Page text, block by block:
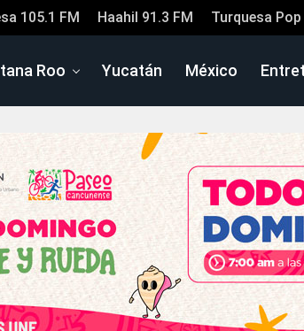
105.1 FM Haahil 91.3 FM Turquesa
Roo Yucatán México